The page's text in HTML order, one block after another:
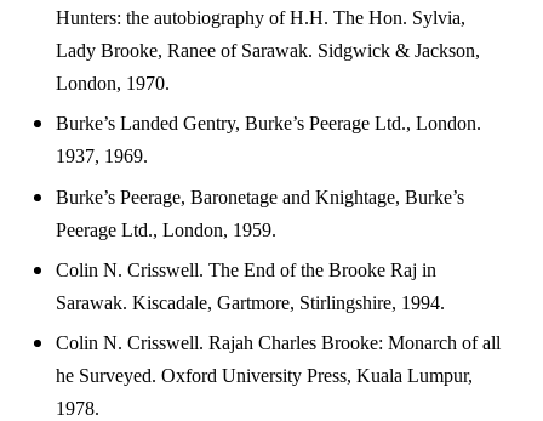
Hunters: the autobiography of H.H. The Hon. Sylvia,
Lady Brooke, Ranee of Sarawak. Sidgwick & Jackson,
London, 1970.
Burke’s Landed Gentry, Burke’s Peerage Ltd., London.
1937, 1969.
Burke’s Peerage, Baronetage and Knightage, Burke’s
Peerage Ltd., London, 1959.
Colin N. Crisswell. The End of the Brooke Raj in
Sarawak. Kiscadale, Gartmore, Stirlingshire, 1994.
Colin N. Crisswell. Rajah Charles Brooke: Monarch of all
he Surveyed. Oxford University Press, Kuala Lumpur,
1978.